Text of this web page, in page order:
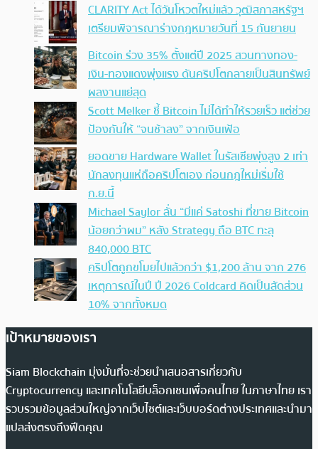
CLARITY Act ได้วันโหวตใหม่แล้ว วุฒิสภาสหรัฐฯ
เตรียมพิจารณาร่างกฎหมายวันที่ 15 กันยายน
Bitcoin ร่วง 35% ตั้งแต่ปี 2025 สวนทางทอง-
เงิน-ทองแดงพุ่งแรง ดันคริปโตกลายเป็นสินทรัพย์
ผลงานแย่สุด
Scott Melker ชี้ Bitcoin ไม่ได้ทำให้รวยเร็ว แต่ช่วย
ป้องกันให้ “จนช้าลง” จากเงินเฟ้อ
ยอดขาย Hardware Wallet ในรัสเซียพุ่งสูง 2 เท่า
นักลงทุนแห่ถือคริปโตเอง ก่อนกฎใหม่เริ่มใช้
ก.ย.นี้
Michael Saylor ลั่น “มีแค่ Satoshi ที่ขาย Bitcoin
น้อยกว่าผม” หลัง Strategy ถือ BTC ทะลุ
840,000 BTC
คริปโตถูกขโมยไปแล้วกว่า $1,200 ล้าน จาก 276
เหตุการณ์ในปี ปี 2026 Coldcard คิดเป็นสัดส่วน
10% จากทั้งหมด
เป้าหมายของเรา
Siam Blockchain มุ่งมั่นที่จะช่วยนำเสนอสารเกี่ยวกับ
Cryptocurrency และเทคโนโลยีบล็อกเชนเพื่อคนไทย ในภาษาไทย เรา
รวบรวมข้อมูลส่วนใหญ่จากเว็บไซต์และเว็บบอร์ดต่างประเทศและนำมา
แปลส่งตรงถึงฟีดคุณ